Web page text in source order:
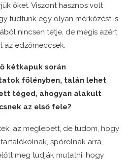
őket. Viszont hasznos volt
tudtunk egy olyan mérkőzést is
nincsen tétje, de mégis azért
az edzőmeccsek.
kétkapuk során
fölényben, talán lehet
téged, ahogyan alakult
az első fele?
az meglepett, de tudom, hogy
spórolnak arra,
meg tudják mutatni, hogy